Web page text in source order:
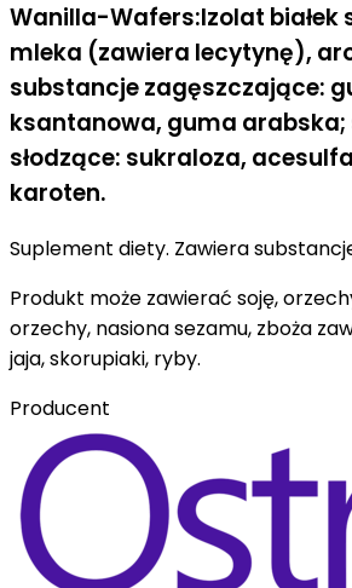
Wanilla-Wafers:Izolat białek
mleka (zawiera lecytynę),
substancje zagęszczające:
ksantanowa, guma
słodzące: sukraloza,
karoten.
Suplement diety. Zawiera
Produkt może zawierać soję,
orzechy, nasiona sezamu, zboża
jaja, skorupiaki, ryby.
Producent